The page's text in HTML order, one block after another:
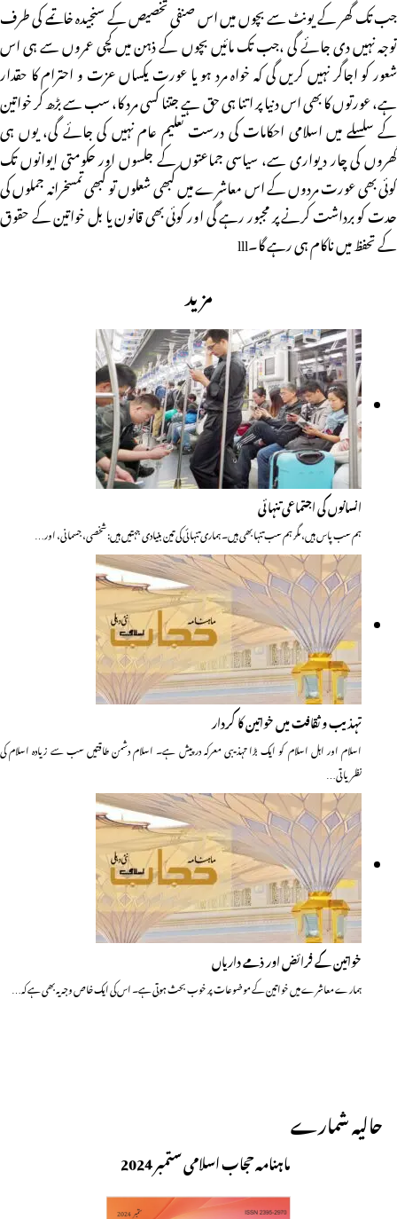
جب تک گھر کے یونٹ سے بچوں میں اس صنفی تخصیص کے سنجیدہ خاتمے کی طرف
توجہ نہیں دی جائے گی ،جب تک مائیں بچوں کے ذہن میں کچی عمروں سے ہی اس
شعور کو اجاگر نہیں کریں گی کہ خواہ مرد ہو یا عورت یکساں عزت و احترام کا حقدار
ہے، عورتوں کا بھی اس دنیا پر اتنا ہی حق ہے جتنا کسی مرد کا، سب سے بڑھ کر خواتین
کے سلسلے میں اسلامی احکامات کی درست تعلیم عام نہیں کی جائے گی، یوں ہی
گھروں کی چار دیواری سے، سیاسی جماعتوں کے جلسوں اور حکومتی ایوانوں تک
کوئی بھی عورت مردوں کے اس معاشرے میں کبھی شعلوں تو کبھی تمسخرانہ جملوں کی
حدت کو برداشت کرنے پر مجبور رہے گی اور کوئی بھی قانون یا بل خواتین کے حقوق
کے تحفظ میں ناکام ہی رہے گا۔lll
مزید
انسانوں کی اجتماعی تنہائی
ہم سب پاس ہیں، مگر ہم سب تنہا بھی ہیں۔ ہماری تنہائی کی تین بنیادی جہتیں ہیں: شخصی، جسمانی، اور…
تہذیب و ثقافت میں خواتین کا کردار
اسلام اور اہل اسلام کو ایک بڑا تہذیبی معرکہ درپیش ہے۔ اسلام دشمن طاقتیں سب سے زیادہ اسلام کی
نظریاتی…
خواتین کے فرائض اور ذمے داریاں
ہمارے معاشرے میں خواتین کے موضوعات پر خوب بحث ہوتی ہے۔ اس کی ایک خاص وجہ یہ بھی ہے کہ…
حالیہ شمارے
ماہنامہ حجاب اسلامی ستمبر 2024